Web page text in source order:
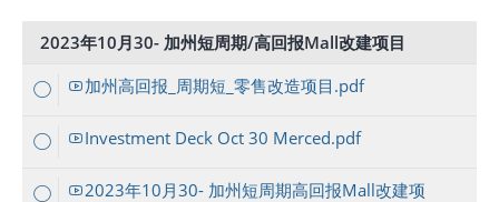
2023年10月30- 加州短周期/高回报Mall改建项目
加州高回报_周期短_零售改造项目.pdf
Investment Deck Oct 30 Merced.pdf
2023年10月30- 加州短周期高回报Mall改建项